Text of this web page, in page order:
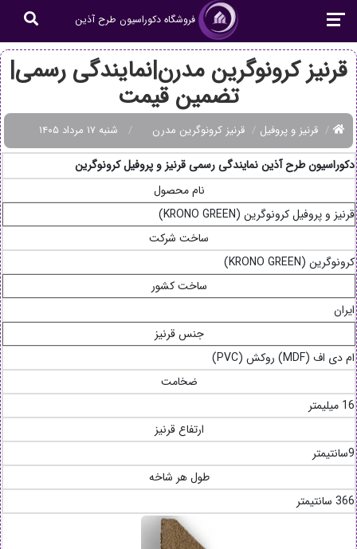
فروشگاه دکوراسیون طرح آذین
قرنیز کرونوگرین مدرن|نمایندگی رسمی|
تضمین قیمت
قرنیز و پروفیل قرنیز کرونوگرین مدرن شنبه ۱۷ مرداد ۱۴۰۵
دکوراسیون طرح آذین نمایندگی رسمی قرنیز و پروفیل کرونوگرین
نام محصول
قرنیز و پروفیل کرونوگرین (KRONO GREEN)
ساخت شرکت
کرونوگرین (KRONO GREEN)
ساخت کشور
ایران
جنس قرنیز
ام دی اف (MDF) روکش (PVC)
ضخامت
16 میلیمتر
ارتفاع قرنیز
9سانتیمتر
طول هر شاخه
366 سانتیمتر